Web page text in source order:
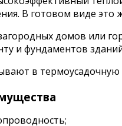
В готовом виде это
домов или
и фундаментов
в термоусадочную